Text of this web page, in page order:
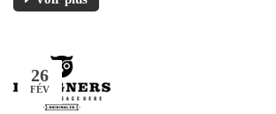
26
FÉV